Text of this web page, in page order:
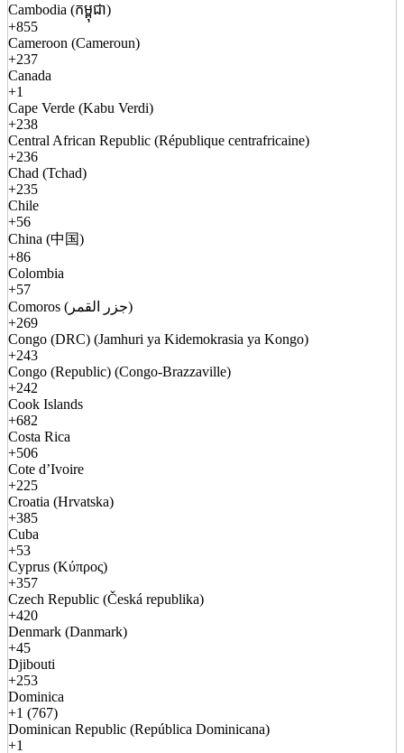
Cambodia (កម្ពុជា)
+855
Cameroon (Cameroun)
+237
Canada
+1
Cape Verde (Kabu Verdi)
+238
Central African Republic (République centrafricaine)
+236
Chad (Tchad)
+235
Chile
+56
China (中国)
+86
Colombia
+57
Comoros (جزر القمر)
+269
Congo (DRC) (Jamhuri ya Kidemokrasia ya Kongo)
+243
Congo (Republic) (Congo-Brazzaville)
+242
Cook Islands
+682
Costa Rica
+506
Cote d’Ivoire
+225
Croatia (Hrvatska)
+385
Cuba
+53
Cyprus (Κύπρος)
+357
Czech Republic (Česká republika)
+420
Denmark (Danmark)
+45
Djibouti
+253
Dominica
+1 (767)
Dominican Republic (República Dominicana)
+1